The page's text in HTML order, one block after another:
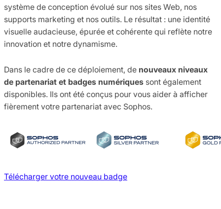
système de conception évolué sur nos sites Web, nos
supports marketing et nos outils. Le résultat : une identité
visuelle audacieuse, épurée et cohérente qui reflète notre
innovation et notre dynamisme.
Dans le cadre de ce déploiement, de nouveaux niveaux
de partenariat et badges numériques sont également
disponibles. Ils ont été conçus pour vous aider à afficher
fièrement votre partenariat avec Sophos.
Télécharger votre nouveau badge